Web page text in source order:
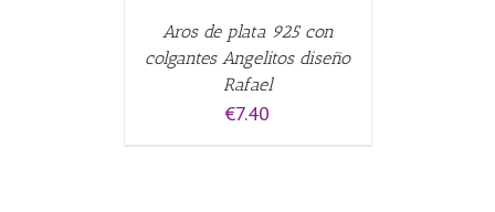
Aros de plata 925 con
colgantes Angelitos diseño
Rafael
€7.40